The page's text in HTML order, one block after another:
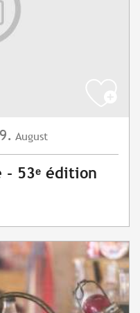
9. August
- 53ᵉ édition